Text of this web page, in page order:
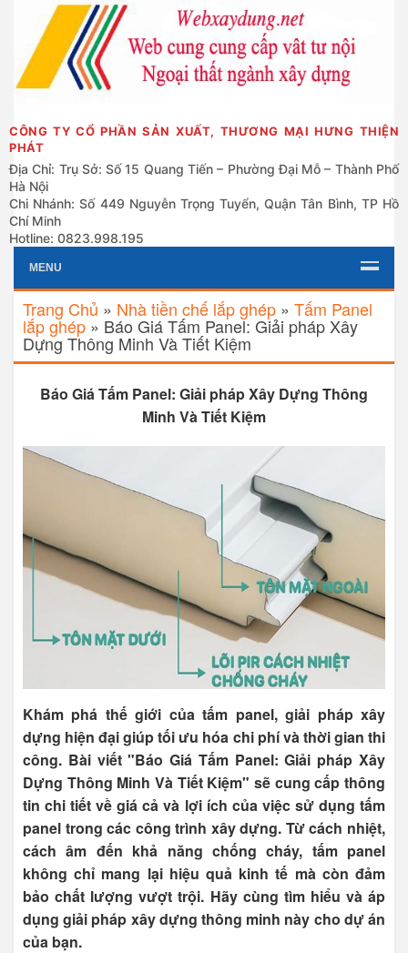
CÔNG TY CỔ PHẦN SẢN XUẤT, THƯƠNG MẠI HƯNG THIỆN
PHÁT
Địa Chỉ: Trụ Sở: Số 15 Quang Tiến – Phường Đại Mỗ – Thành Phố
Hà Nội
Chi Nhánh: Số 449 Nguyễn Trọng Tuyển, Quận Tân Bình, TP Hồ
Chí Minh
Hotline: 0823.998.195
MENU
Trang Chủ » Nhà tiền chế lắp ghép » Tấm Panel
lắp ghép » Báo Giá Tấm Panel: Giải pháp Xây
Dựng Thông Minh Và Tiết Kiệm
Báo Giá Tấm Panel: Giải pháp Xây Dựng Thông
Minh Và Tiết Kiệm
Khám phá thế giới của tấm panel, giải pháp xây
dựng hiện đại giúp tối ưu hóa chi phí và thời gian thi
công. Bài viết "Báo Giá Tấm Panel: Giải pháp Xây
Dựng Thông Minh Và Tiết Kiệm" sẽ cung cấp thông
tin chi tiết về giá cả và lợi ích của việc sử dụng tấm
panel trong các công trình xây dựng. Từ cách nhiệt,
cách âm đến khả năng chống cháy, tấm panel
không chỉ mang lại hiệu quả kinh tế mà còn đảm
bảo chất lượng vượt trội. Hãy cùng tìm hiểu và áp
dụng giải pháp xây dựng thông minh này cho dự án
của bạn.